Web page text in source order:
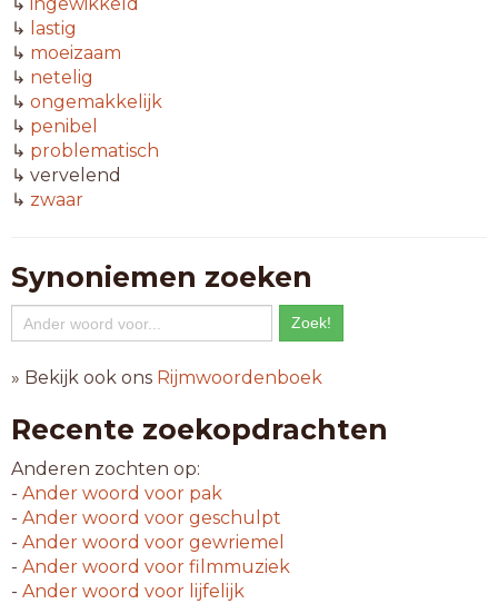
↳ lastig
↳ moeizaam
↳ netelig
↳ ongemakkelijk
↳ penibel
↳ problematisch
↳ vervelend
↳ zwaar
Synoniemen zoeken
» Bekijk ook ons Rijmwoordenboek
Recente zoekopdrachten
Anderen zochten op:
- Ander woord voor pak
- Ander woord voor geschulpt
- Ander woord voor gewriemel
- Ander woord voor filmmuziek
- Ander woord voor lijfelijk